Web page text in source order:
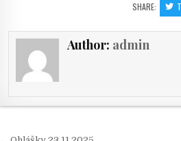
SHARE:
Author: admin